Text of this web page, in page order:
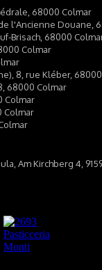
68000 Colmar
l'Ancienne Douane,
Brisach, 68000
Colmar
8, rue Kléber,
68000 Colmar
Colmar
Colmar
Am Kirchberg 4,